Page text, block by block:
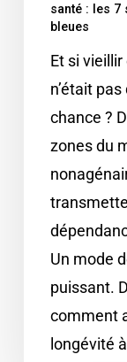
santé : les 7
bleues
Et si
n’était pas
chance ?
zones du
Un mode
puissant.
comment
longévité